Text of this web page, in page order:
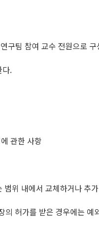
팀 참여 교수 전원으로
다.
관한 사항
위 내에서 교체하거나 추
허가를 받은 경우에는 예